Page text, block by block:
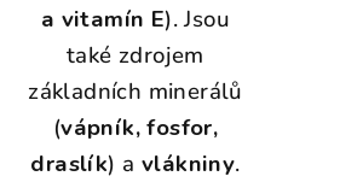
a vitamín E). Jsou
také zdrojem
základních minerálů
(vápník, fosfor,
draslík) a vlákniny.